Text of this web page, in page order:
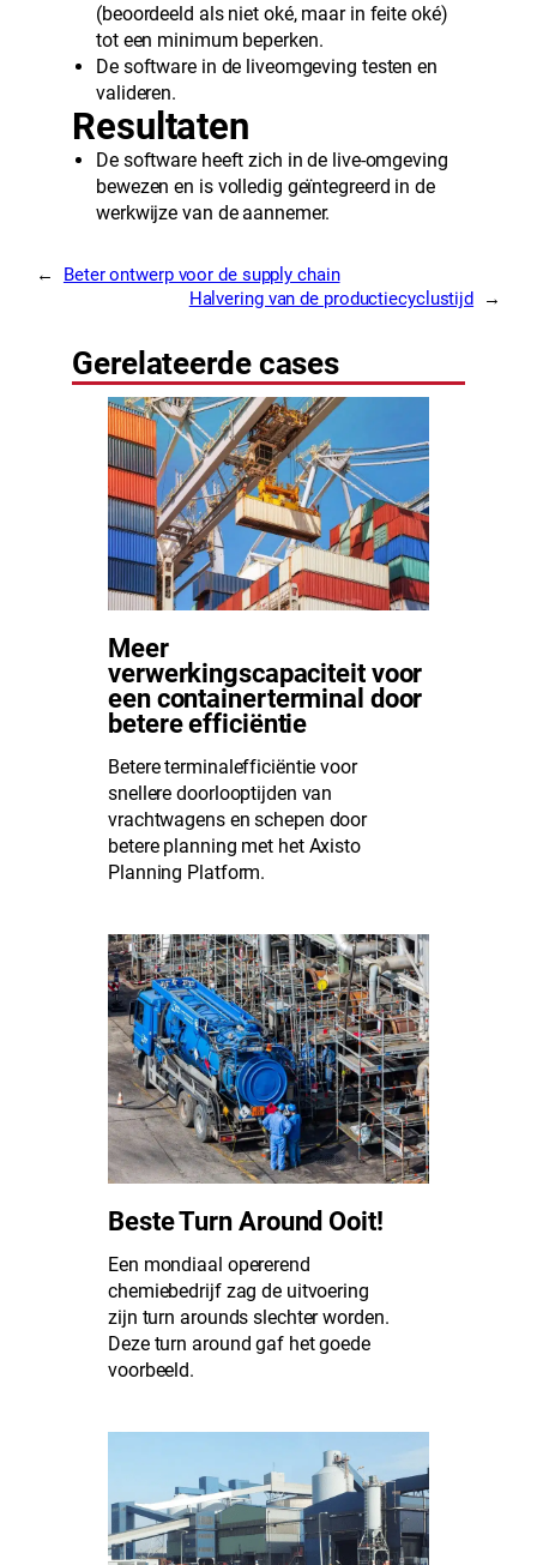
(beoordeeld als niet oké, maar in feite oké)
tot een minimum beperken.
De software in de liveomgeving testen en
valideren.
Resultaten
De software heeft zich in de live-omgeving
bewezen en is volledig geïntegreerd in de
werkwijze van de aannemer.
←
Beter ontwerp voor de supply chain
Halvering van de productiecyclustijd
→
Gerelateerde cases
Meer
verwerkingscapaciteit voor
een containerterminal door
betere efficiëntie
Betere terminalefficiëntie voor
snellere doorlooptijden van
vrachtwagens en schepen door
betere planning met het Axisto
Planning Platform.
Beste Turn Around Ooit!
Een mondiaal opererend
chemiebedrijf zag de uitvoering
zijn turn arounds slechter worden.
Deze turn around gaf het goede
voorbeeld.